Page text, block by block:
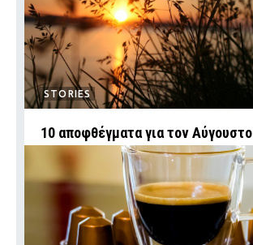
STORIES
10 αποφθέγματα για τον Αύγουστο